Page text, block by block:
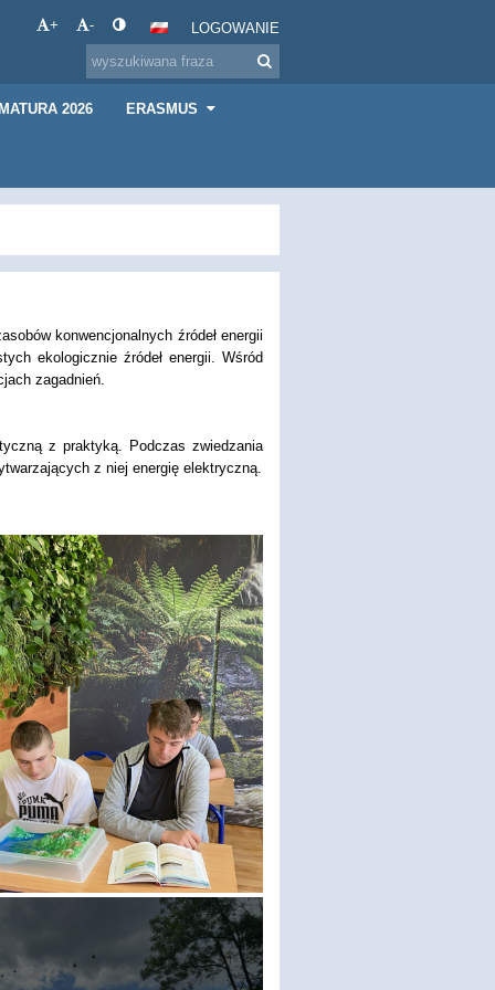
+ - LOGOWANIE
2026 ERASMUS
konwencjonalnych źródeł energii
ekologicznie źródeł energii. Wśród
zagadnień.
z praktyką. Podczas zwiedzania
z niej energię elektryczną.